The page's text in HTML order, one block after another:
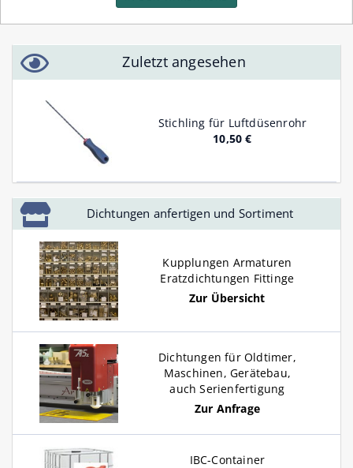
Zuletzt angesehen
Stichling für Luftdüsenrohr
10,50 €
Dichtungen anfertigen und Sortiment
Kupplungen Armaturen
Eratzdichtungen Fittinge
Zur Übersicht
Dichtungen für Oldtimer,
Maschinen, Gerätebau,
auch Serienfertigung
Zur Anfrage
IBC-Container